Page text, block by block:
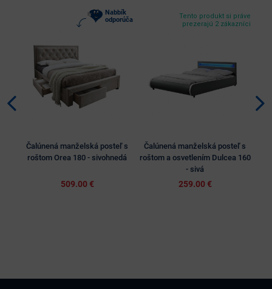
Nabbík
odporúča
Čalúnená manželská posteľ s
roštom Orea 180 - sivohnedá
509.00 €
Tento produkt si práve
prezerajú 2 zákazníci
Čalúnená manželská posteľ s
roštom a osvetlením Dulcea 160
- sivá
259.00 €